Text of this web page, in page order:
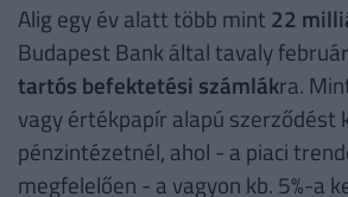
Alig egy év alatt több mint22
Budapest Bank által tavaly
tartós befektetési számlákra.
vagy értékpapír alapú szerződést
pénzintézetnél, ahol - a piaci
megfelelően - a vagyon kb. 5%-a